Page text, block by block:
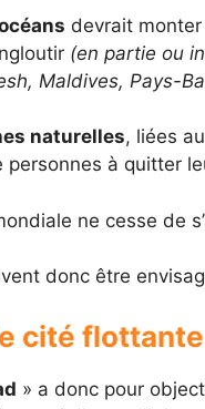
devrait
(en partie ou
Maldives, Pays-
naturelles, liées au
à quitter
ne cesse de
donc être
cité
» a donc pour